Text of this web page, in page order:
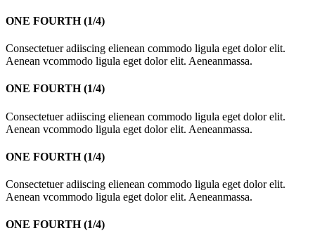
ONE FOURTH (1/4)
Consectetuer adiiscing elienean commodo ligula eget dolor elit.
Aenean vcommodo ligula eget dolor elit. Aeneanmassa.
ONE FOURTH (1/4)
Consectetuer adiiscing elienean commodo ligula eget dolor elit.
Aenean vcommodo ligula eget dolor elit. Aeneanmassa.
ONE FOURTH (1/4)
Consectetuer adiiscing elienean commodo ligula eget dolor elit.
Aenean vcommodo ligula eget dolor elit. Aeneanmassa.
ONE FOURTH (1/4)